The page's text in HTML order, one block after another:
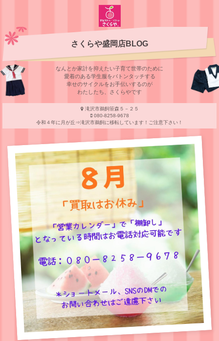
さくらや盛岡店BLOG
なんとか家計を抑えたい子育て世帯のために
愛着のある学⽣服をバトンタッチする
幸せのサイクルをお⼿伝いするのが
わたしたち、さくらやです
滝沢市鵜飼笹森５－２５
080-8258-9678
令和４年に月が丘⇒滝沢市鵜飼に移転しています！ご注意下さい！